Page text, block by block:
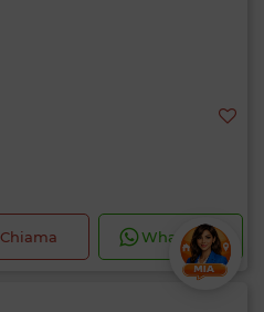
Chiama WhatsApp